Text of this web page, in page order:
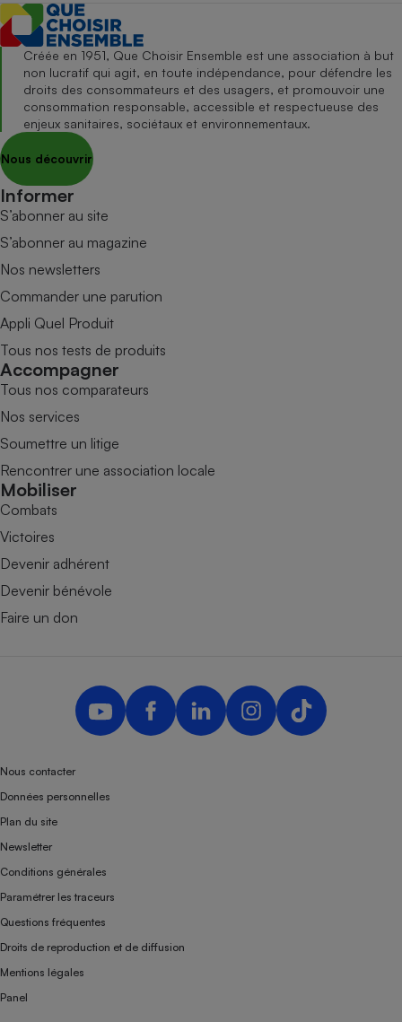
Créée en 1951, Que Choisir Ensemble est une association à but
non lucratif qui agit, en toute indépendance, pour défendre les
droits des consommateurs et des usagers, et promouvoir une
consommation responsable, accessible et respectueuse des
enjeux sanitaires, sociétaux et environnementaux.
Nous découvrir
Informer
S’abonner au site
S’abonner au magazine
Nos newsletters
Commander une parution
Appli Quel Produit
Tous nos tests de produits
Accompagner
Tous nos comparateurs
Nos services
Soumettre un litige
Rencontrer une association locale
Mobiliser
Combats
Victoires
Devenir adhérent
Devenir bénévole
Faire un don
Nous contacter
Données personnelles
Plan du site
Newsletter
Conditions générales
Paramétrer les traceurs
Questions fréquentes
Droits de reproduction et de diffusion
Mentions légales
Panel